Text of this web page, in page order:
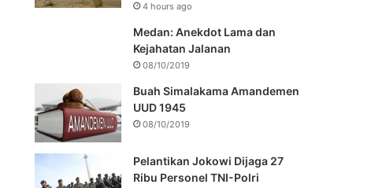
4 hours ago
Medan: Anekdot Lama dan
Kejahatan Jalanan
08/10/2019
Buah Simalakama Amandemen
UUD 1945
08/10/2019
Pelantikan Jokowi Dijaga 27
Ribu Personel TNI-Polri